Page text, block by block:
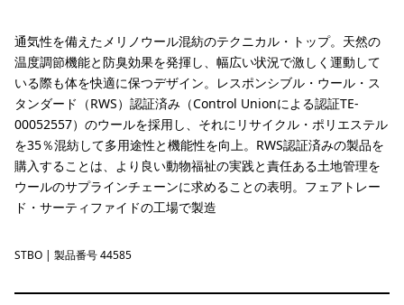
通気性を備えたメリノウール混紡のテクニカル・トップ。天然の
温度調節機能と防臭効果を発揮し、幅広い状況で激しく運動して
いる際も体を快適に保つデザイン。レスポンシブル・ウール・ス
タンダード（RWS）認証済み（Control Unionによる認証TE-
00052557）のウールを採用し、それにリサイクル・ポリエステル
を35％混紡して多用途性と機能性を向上。RWS認証済みの製品を
購入することは、より良い動物福祉の実践と責任ある土地管理を
ウールのサプラインチェーンに求めることの表明。フェアトレー
ド・サーティファイドの工場で製造
Strata Stripe: Bobcat Brown
STBO | 製品番号 44585